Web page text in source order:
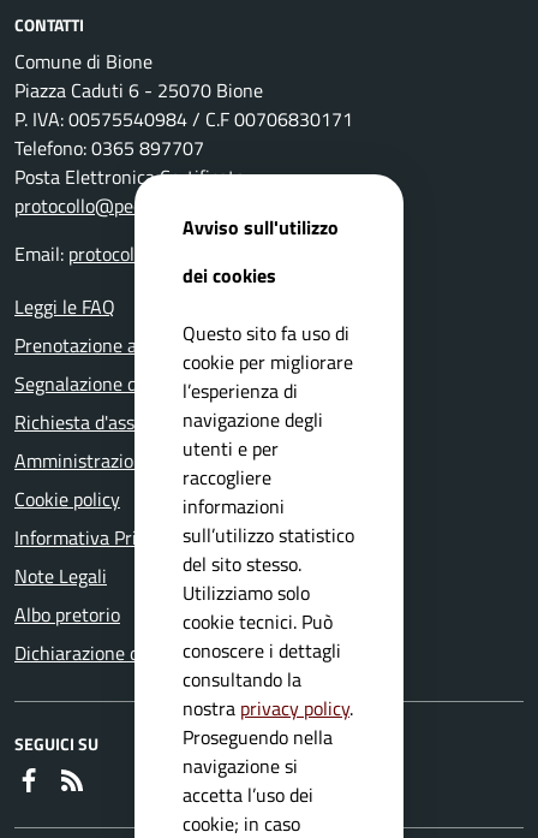
CONTATTI
Comune di Bione
Piazza Caduti 6 - 25070 Bione
P. IVA: 00575540984 / C.F 00706830171
Telefono: 0365 897707
Posta Elettronica Certificata:
protocollo@pec.comune.bione.bs.it
Email: protocollo@comune.bione.bs.it
Leggi le FAQ
Prenotazione appuntamento
Segnalazione disservizio
Richiesta d'assistenza
Amministrazione trasparente
Cookie policy
Informativa Privacy
Note Legali
Albo pretorio
Dichiarazione di accessibilità
SEGUICI SU
Faceboook
Avviso sull'utilizzo
dei cookies
Questo sito fa uso di
cookie per migliorare
l’esperienza di
navigazione degli
utenti e per
raccogliere
informazioni
sull’utilizzo statistico
del sito stesso.
Utilizziamo solo
cookie tecnici. Può
conoscere i dettagli
consultando la
nostra privacy policy.
Proseguendo nella
navigazione si
accetta l’uso dei
cookie; in caso